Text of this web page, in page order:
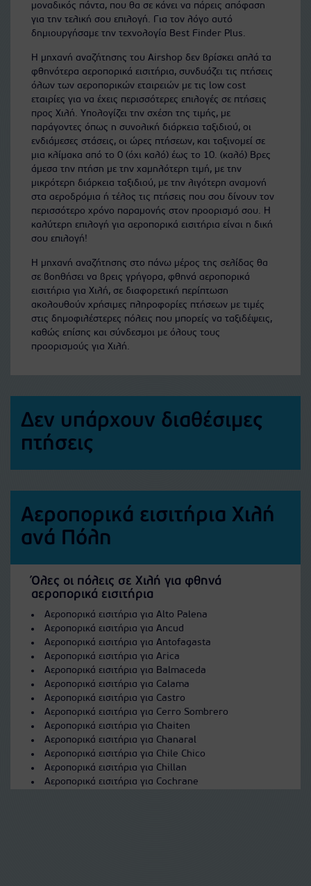
μοναδικός πάντα, που θα σε κάνει να πάρεις απόφαση
για την τελική σου επιλογή. Για τον λόγο αυτό
δημιουργήσαμε την τεχνολογία Best Finder Plus.
Η μηχανή αναζήτησης του Airshop δεν βρίσκει απλά τα
φθηνότερα αεροπορικά εισιτήρια, συνδυάζει τις πτήσεις
όλων των αεροπορικών εταιρειών με τις low cost
εταιρίες για να έχεις περισσότερες επιλογές σε πτήσεις
προς Χιλή. Υπολογίζει την σχέση της τιμής, με
παράγοντες όπως η συνολική διάρκεια ταξιδιού, οι
ενδιάμεσες στάσεις, οι ώρες πτήσεων, και ταξινομεί σε
μια κλίμακα από το 0 (όχι καλό) έως το 10. (καλό) Βρες
άμεσα την πτήση με την χαμηλότερη τιμή, με την
μικρότερη διάρκεια ταξιδιού, με την λιγότερη αναμονή
στα αεροδρόμια ή τέλος τις πτήσεις που σου δίνουν τον
περισσότερο χρόνο παραμονής στον προορισμό σου. Η
καλύτερη επιλογή για αεροπορικά εισιτήρια είναι η δική
σου επιλογή!
Η μηχανή αναζήτησης στο πάνω μέρος της σελίδας θα
σε βοηθήσει να βρεις γρήγορα, φθηνά αεροπορικά
εισιτήρια για Χιλή, σε διαφορετική περίπτωση
ακολουθούν χρήσιμες πληροφορίες πτήσεων με τιμές
στις δημοφιλέστερες πόλεις που μπορείς να ταξιδέψεις,
καθώς επίσης και σύνδεσμοι με όλους τους
προορισμούς για Χιλή.
Δεν υπάρχουν διαθέσιμες
πτήσεις
Αεροπορικά εισιτήρια Χιλή
ανά Πόλη
Όλες οι πόλεις σε Χιλή για φθηνά
αεροπορικά εισιτήρια
Αεροπορικά εισιτήρια για Alto Palena
Αεροπορικά εισιτήρια για Ancud
Αεροπορικά εισιτήρια για Antofagasta
Αεροπορικά εισιτήρια για Arica
Αεροπορικά εισιτήρια για Balmaceda
Αεροπορικά εισιτήρια για Calama
Αεροπορικά εισιτήρια για Castro
Αεροπορικά εισιτήρια για Cerro Sombrero
Αεροπορικά εισιτήρια για Chaiten
Αεροπορικά εισιτήρια για Chanaral
Αεροπορικά εισιτήρια για Chile Chico
Αεροπορικά εισιτήρια για Chillan
Αεροπορικά εισιτήρια για Cochrane